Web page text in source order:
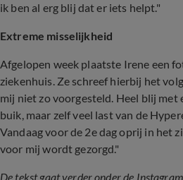
ik ben al erg blij dat er iets helpt."
Extreme misselijkheid
Afgelopen week plaatste Irene een
ziekenhuis. Ze schreef hierbij het
mij niet zo voorgesteld. Heel blij met
buik, maar zelf veel last van de
Vandaag voor de 2e dag oprij in het
voor mij wordt gezorgd."
De tekst gaat verder onder de